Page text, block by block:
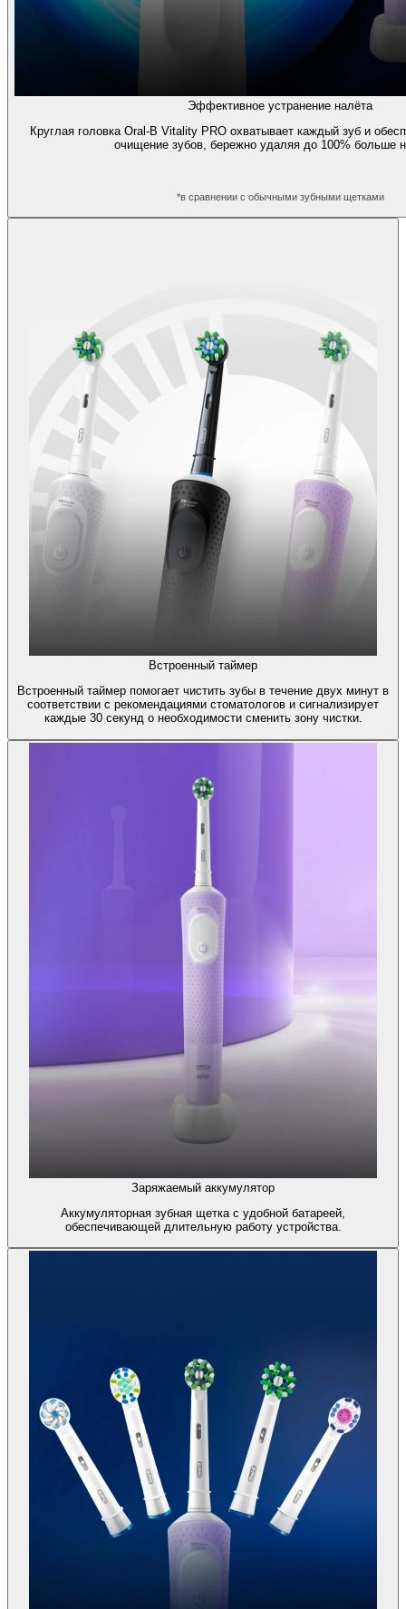
Эффективное устранение налёта
Круглая головка Oral-B Vitality PRO охватывает каждый зуб и
очищение зубов, бережно удаляя до 100% больше
*в сравнении с обычными зубными щетками
Встроенный таймер
Встроенный таймер помогает чистить зубы в течение двух минут в
соответствии с рекомендациями стоматологов и сигнализирует
каждые 30 секунд о необходимости сменить зону чистки.
Заряжаемый аккумулятор
Аккумуляторная зубная щетка с удобной батареей,
обеспечивающей длительную работу устройства.